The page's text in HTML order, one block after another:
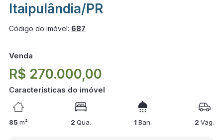
Itaipulândia/PR
Código do imóvel: 687
Venda
R$ 270.000,00
Características do imóvel
85 m² 2 Qua. 1Ban. 2Vag.